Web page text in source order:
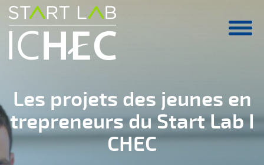
Aller au contenu principal
Les projets des jeunes en
trepreneurs du Start Lab I
CHEC